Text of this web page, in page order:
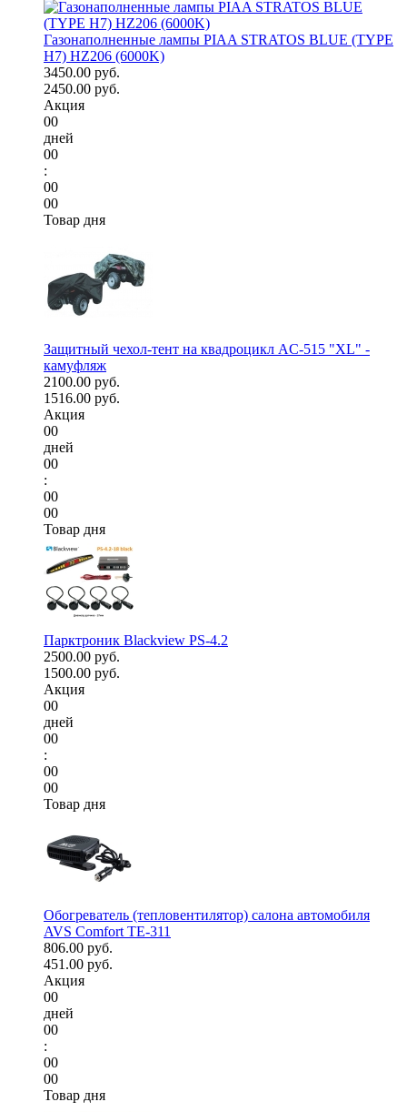
Газонаполненные лампы PIAA STRATOS BLUE (TYPE
H7) HZ206 (6000K)
3450.00 руб.
2450.00 руб.
Акция
00
дней
00
:
00
00
Товар дня
Защитный чехол-тент на квадроцикл AC-515 "XL" -
камуфляж
2100.00 руб.
1516.00 руб.
Акция
00
дней
00
:
00
00
Товар дня
Парктроник Blackview PS-4.2
2500.00 руб.
1500.00 руб.
Акция
00
дней
00
:
00
00
Товар дня
Обогреватель (тепловентилятор) салона автомобиля
AVS Comfort TE-311
806.00 руб.
451.00 руб.
Акция
00
дней
00
:
00
00
Товар дня